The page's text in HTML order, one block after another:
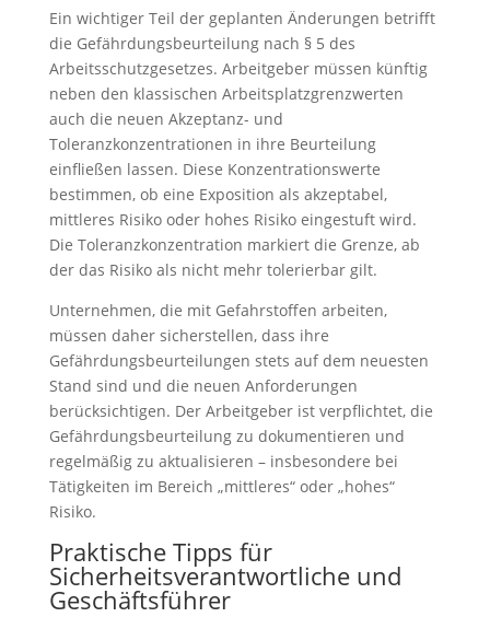
Ein wichtiger Teil der geplanten Änderungen betrifft
die Gefährdungsbeurteilung nach § 5 des
Arbeitsschutzgesetzes. Arbeitgeber müssen künftig
neben den klassischen Arbeitsplatzgrenzwerten
auch die neuen Akzeptanz- und
Toleranzkonzentrationen in ihre Beurteilung
einfließen lassen. Diese Konzentrationswerte
bestimmen, ob eine Exposition als akzeptabel,
mittleres Risiko oder hohes Risiko eingestuft wird.
Die Toleranzkonzentration markiert die Grenze, ab
der das Risiko als nicht mehr tolerierbar gilt.
Unternehmen, die mit Gefahrstoffen arbeiten,
müssen daher sicherstellen, dass ihre
Gefährdungsbeurteilungen stets auf dem neuesten
Stand sind und die neuen Anforderungen
berücksichtigen. Der Arbeitgeber ist verpflichtet, die
Gefährdungsbeurteilung zu dokumentieren und
regelmäßig zu aktualisieren – insbesondere bei
Tätigkeiten im Bereich „mittleres“ oder „hohes“
Risiko.
Praktische Tipps für
Sicherheitsverantwortliche und
Geschäftsführer